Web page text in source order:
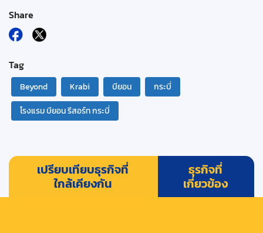
Share
Tag
Beyond Krabi บียอน
กระบี่
โรงแรม บียอน รีสอร์ท กระบี่
เปรียบเทียบธุรกิจที่
ใกล้เคียงกัน
ธุรกิจที่
เกี่ยวข้อง